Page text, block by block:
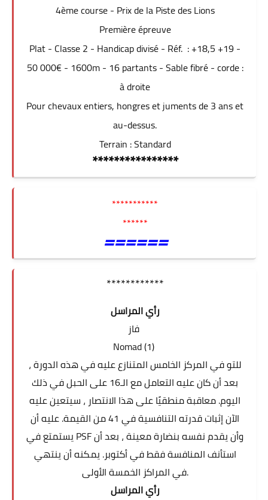
4ème course - Prix de la Piste des Lions
Première épreuve
Plat - Classe 2 - Handicap divisé - Réf. : +18,5 +19 -
50 000€ - 1600m - 16 partants - Sable fibré - corde :
à droite
Pour chevaux entiers, hongres et juments de 3 ans et
au-dessus.
Terrain : Standard
****************
***********
******
======
************
رأي المراسل
Nomad (1)
للتو في المركز الخامس المتنازع عليه في هذه الدورة ،
بعد أن كان عليه التعامل مع الـ16 على الحبل في ذلك
اليوم. معاقبة منطقيًا على هذا الانتصار ، سيتعين عليه
الآن إثبات قدرته التنافسية في 41 من القيمة. عليه أن
يستمتع في PSF وأن يقدم نفسه بنضارة معينة ، بعد أن
استأنف المنافسة فقط في أكتوبر. يمكنه أن ينتهي
في المراكز الخمسة الأولى.
رأي المراسل